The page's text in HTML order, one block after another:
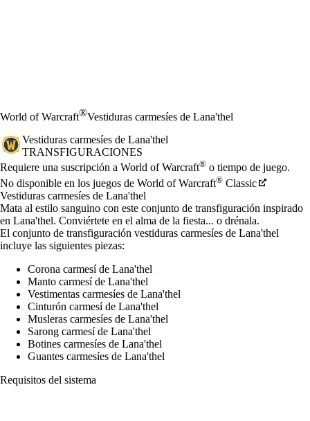
World of Warcraft®Vestiduras carmesíes de Lana'thel
Vestiduras carmesíes de Lana'thel
TRANSFIGURACIONES
Precio
Available actions
Requiere una suscripción a World of Warcraft® o tiempo de juego.
No disponible en los juegos de World of Warcraft® Classic
Vestiduras carmesíes de Lana'thel
Mata al estilo sanguino con este conjunto de transfiguración inspirado
en Lana'thel. Conviértete en el alma de la fiesta... o drénala.
El conjunto de transfiguración vestiduras carmesíes de Lana'thel
incluye las siguientes piezas:
Corona carmesí de Lana'thel
Manto carmesí de Lana'thel
Vestimentas carmesíes de Lana'thel
Cinturón carmesí de Lana'thel
Musleras carmesíes de Lana'thel
Sarong carmesí de Lana'thel
Botines carmesíes de Lana'thel
Guantes carmesíes de Lana'thel
Requisitos del sistema